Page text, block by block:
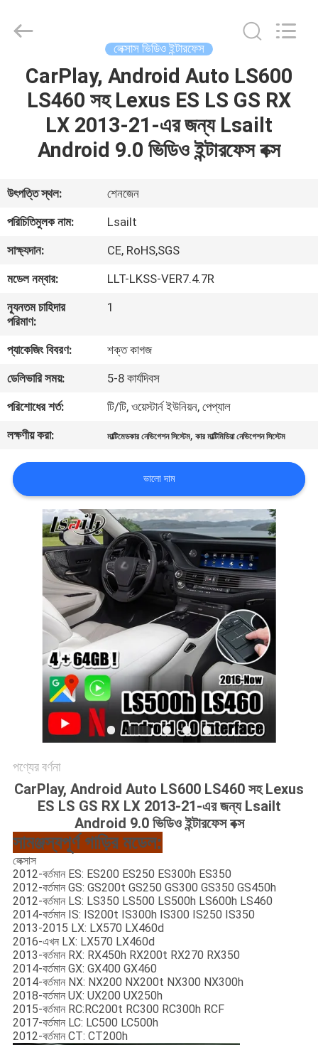
বাড়ি
আমাদের
কারখানা
ভ্রমণ
মান
নিয়ন্ত্রণ
যোগাযোগ
খবর
PRIVACY
POLICY
Electron
Co.,Ltd.
Reserved.
লেক্সাস ভিডিও ইন্টারফেস
CarPlay, Android Auto LS600
LS460 সহ Lexus ES LS GS RX
LX 2013-21-এর জন্য Lsailt
Android 9.0 ভিডিও ইন্টারফেস বক্স
উৎপত্তি স্থল:
শেনজেন
পরিচিতিমুলক নাম:
Lsailt
সাক্ষ্যদান:
CE, RoHS,SGS
মডেল নম্বার:
LLT-LKSS-VER7.4.7R
ন্যূনতম চাহিদার
পরিমাণ:
1
প্যাকেজিং বিবরণ:
শক্ত কাগজ
ডেলিভারি সময়:
5-8 কার্যদিবস
পরিশোধের শর্ত:
টি/টি, ওয়েস্টার্ন ইউনিয়ন, পেপ্যাল
লক্ষণীয় করা:
মাল্টিমেডকার নেভিগেশন সিস্টেম,কার মাল্টিমিডিয়া নেভিগেশন সিস্টেম
ভালো দাম
পণ্যের বর্ণনা
CarPlay, Android Auto LS600 LS460 সহ Lexus
ES LS GS RX LX 2013-21-এর জন্য Lsailt
Android 9.0 ভিডিও ইন্টারফেস বক্স
সামঞ্জস্যপূর্ণ গাড়ির মডেল:
লেক্সাস
2012-বর্তমান ES: ES200 ES250 ES300h ES350
2012-বর্তমান GS: GS200t GS250 GS300 GS350 GS450h
2012-বর্তমান LS: LS350 LS500 LS500h LS600h LS460
2014-বর্তমান IS: IS200t IS300h IS300 IS250 IS350
2013-2015 LX: LX570 LX460d
2016-এখন LX: LX570 LX460d
2013-বর্তমান RX: RX450h RX200t RX270 RX350
2014-বর্তমান GX: GX400 GX460
2014-বর্তমান NX: NX200 NX200t NX300 NX300h
2018-বর্তমান UX: UX200 UX250h
2015-বর্তমান RC:RC200t RC300 RC300h RCF
2017-বর্তমান LC: LC500 LC500h
2012-বর্তমান CT: CT200h